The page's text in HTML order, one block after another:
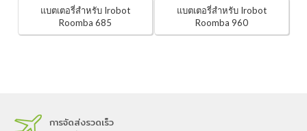
แบตเตอรี่สำหรับ Irobot
Roomba 685
แบตเตอรี่สำหรับ Irobot
Roomba 960
การจัดส่งรวดเร็ว